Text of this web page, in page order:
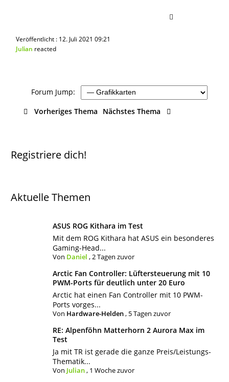
Veröffentlicht : 12. Juli 2021 09:21
Julian reacted
Forum Jump:
Vorheriges Thema
Nächstes Thema
Registriere dich!
Aktuelle Themen
ASUS ROG Kithara im Test
Mit dem ROG Kithara hat ASUS ein besonderes
Gaming-Head...
Von Daniel ,2 Tagen zuvor
Arctic Fan Controller: Lüftersteuerung mit 10
PWM-Ports für deutlich unter 20 Euro
Arctic hat einen Fan Controller mit 10 PWM-
Ports vorges...
Von Hardware-Helden, 5 Tagen zuvor
RE: Alpenföhn Matterhorn 2 Aurora Max im
Test
Ja mit TR ist gerade die ganze Preis/Leistungs-
Thematik...
Von Julian, 1 Woche zuvor